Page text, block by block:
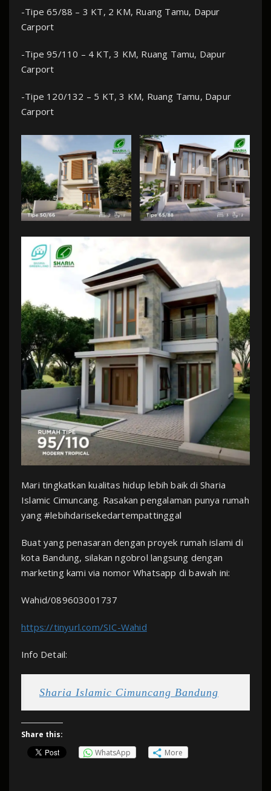
-Tipe 65/88 – 3 KT, 2 KM, Ruang Tamu, Dapur
Carport
-Tipe 95/110 – 4 KT, 3 KM, Ruang Tamu, Dapur
Carport
-Tipe 120/132 – 5 KT, 3 KM, Ruang Tamu, Dapur
Carport
Mari tingkatkan kualitas hidup lebih baik di Sharia
Islamic Cimuncang. Rasakan pengalaman punya rumah
yang #lebihdarisekedartempattinggal
Buat yang penasaran dengan proyek rumah islami di
kota Bandung, silakan ngobrol langsung dengan
marketing kami via nomor Whatsapp di bawah ini:
Wahid/089603001737
https://tinyurl.com/SIC-Wahid
Info Detail:
Sharia Islamic Cimuncang Bandung
Share this:
WhatsApp
More